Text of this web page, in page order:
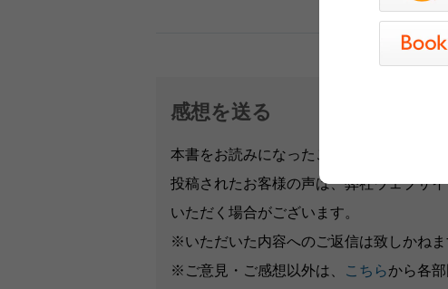
感想を送る
本書をお読みになったご意見・ご感想をお
投稿されたお客様の声は、弊社ウェブサ
いただく場合がございます。
※いただいた内容へのご返信は致しかねま
※ご意見・ご感想以外は、
こちらから各